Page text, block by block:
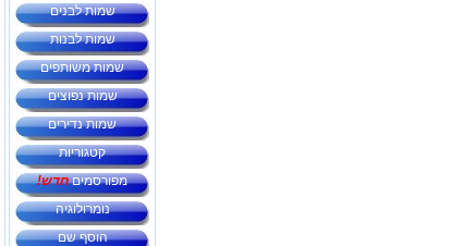
שמות לבנים
שמות לבנות
שמות משותפים
שמות נפוצים
שמות נדירים
קטגוריות
מפורסמיםחדש!
נומרולוגיה
הוסף שם